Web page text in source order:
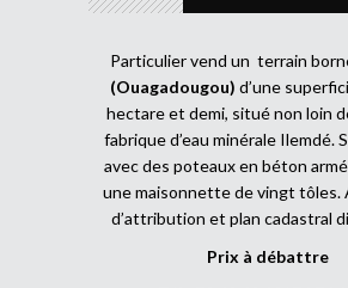
Particulier vend un terrain
(Ouagadougou) d’une
hectare et demi, situé non loin
fabrique d’eau minérale Ilemdé.
avec des poteaux en béton
une maisonnette de vingt
d’attribution et plan cadastral
Prix à débattre